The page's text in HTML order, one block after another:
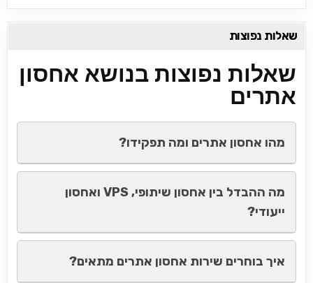
שאלות נפוצות
שאלות נפוצות בנושא אחסון
אתרים
מהו אחסון אתרים ומה תפקידו?
מה ההבדל בין אחסון שיתופי, VPS ואחסון
ייעודי?
איך בוחרים שירות אחסון אתרים מתאים?